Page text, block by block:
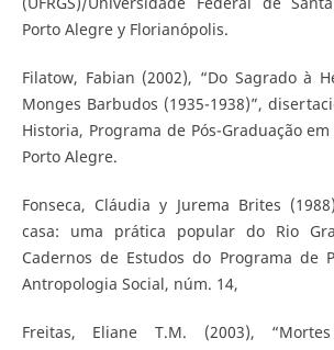
Porto Alegre y Florianópolis.
Filatow, Fabian (2002), “Do Sagrado à
Monges Barbudos (1935-1938)”,
Historia, Programa de Pós-Graduação em
Porto Alegre.
Fonseca, Cláudia y Jurema Brites
casa: uma prática popular do Rio
Cadernos de Estudos do Programa de
Antropologia Social, núm. 14,
Freitas, Eliane T.M. (2003),